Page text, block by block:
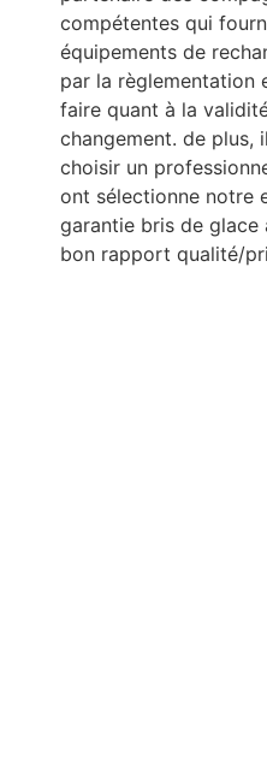
compétentes qui
équipements de
par la règlementation
faire quant à la
changement. de plus,
choisir un
ont sélectionne notre
garantie bris de glace
bon rapport qualité/